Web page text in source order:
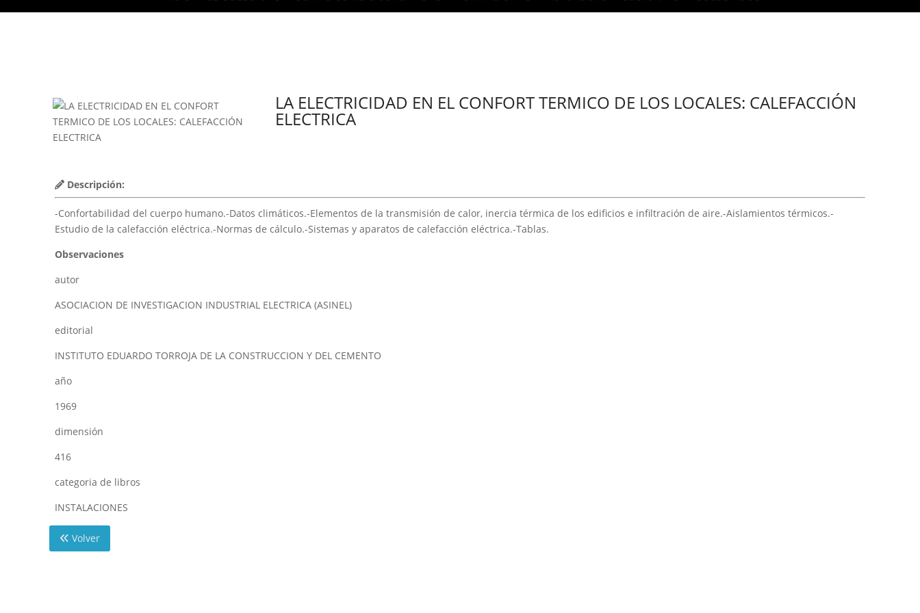
LA ELECTRICIDAD EN EL CONFORT TERMICO DE LOS LOCALES: CALEFACCIÓN
ELECTRICA
Descripción:
-Confortabilidad del cuerpo humano.-Datos climáticos.-Elementos de la transmisión de calor, inercia térmica de los edificios e infiltración de aire.-Aislamientos térmicos.-
Estudio de la calefacción eléctrica.-Normas de cálculo.-Sistemas y aparatos de calefacción eléctrica.-Tablas.
Observaciones
autor
ASOCIACION DE INVESTIGACION INDUSTRIAL ELECTRICA (ASINEL)
editorial
INSTITUTO EDUARDO TORROJA DE LA CONSTRUCCION Y DEL CEMENTO
año
1969
dimensión
416
categoria de libros
INSTALACIONES
Volver